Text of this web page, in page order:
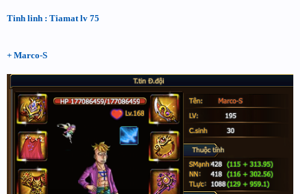
Tinh linh : Tiamat lv 75
+ Marco-S